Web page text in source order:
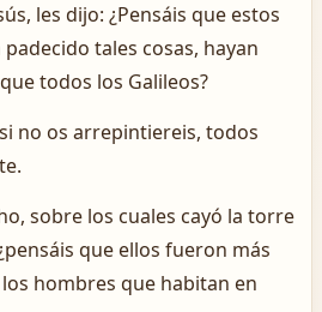
les dijo: ¿Pensáis que estos
tales cosas, hayan
todos los Galileos?
no os arrepintiereis, todos
sobre los cuales cayó la torre
que ellos fueron más
hombres que habitan en